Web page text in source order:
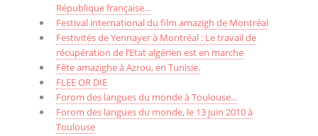
République française...
Festival international du film amazigh de Montréal
Festivités de Yennayer à Montréal : Le travail de
récupération de l’Etat algérien est en marche
Fête amazighe à Azrou, en Tunisie.
FLEE OR DIE
Forom des langues du monde à Toulouse...
Forom des langues du monde, le 13 juin 2010 à
Toulouse